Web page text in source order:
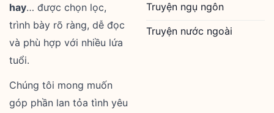
hay… được chọn lọc,
trình bày rõ ràng, dễ đọc
và phù hợp với nhiều lứa
tuổi.
Chúng tôi mong muốn
góp phần lan tỏa tình yêu
Truyện ngụ ngôn
Truyện nước ngoài